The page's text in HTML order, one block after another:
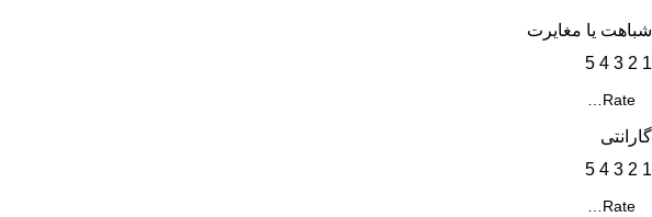
شباهت یا مغایرت
1
2
3
4
5
گارانتی
1
2
3
4
5